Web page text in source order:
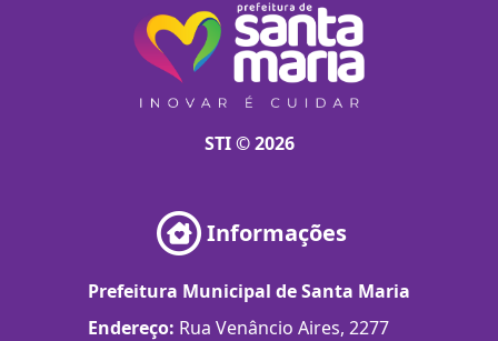
STI © 2026
Informações
Prefeitura Municipal de Santa Maria
Endereço: Rua Venâncio Aires, 2277